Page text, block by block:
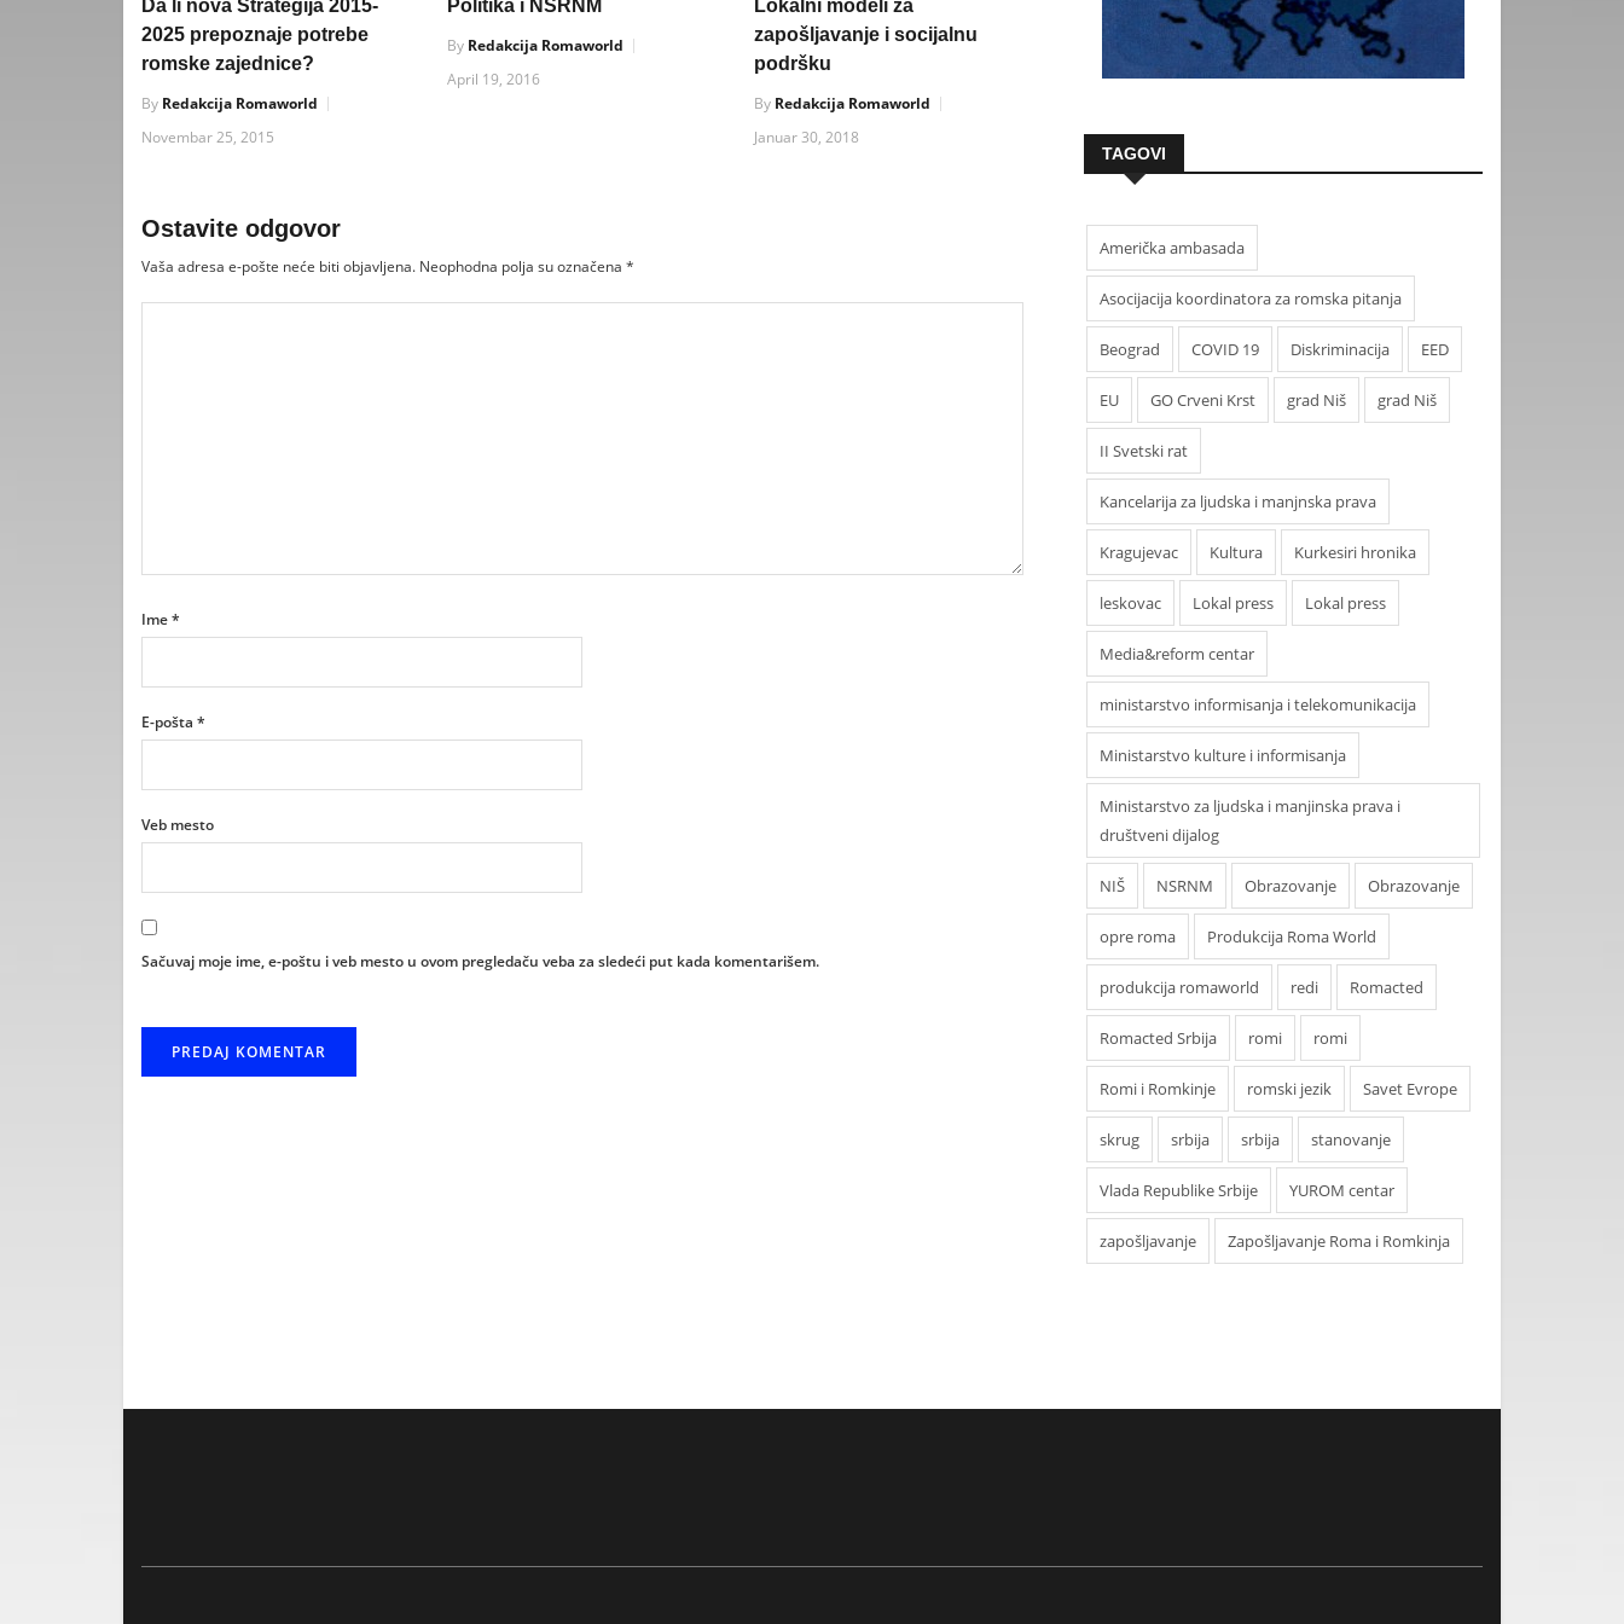
Da li nova Strategija 2015-
2025 prepoznaje potrebe
romske zajednice?
By Redakcija Romaworld
Novembar 25, 2015
Politika i NSRNM
By Redakcija Romaworld
April 19, 2016
Lokalni modeli za
zapošljavanje i socijalnu
podršku
By Redakcija Romaworld
Januar 30, 2018
Ostavite odgovor
Vaša adresa e-pošte neće biti objavljena. Neophodna polja su označena *
Ime*
E-pošta *
Veb mesto
Sačuvaj moje ime, e-poštu i veb mesto u ovom pregledaču veba za sledeći put kada komentarišem.
TAGOVI
Američka ambasada
Asocijacija koordinatora za romska pitanja
Beograd COVID 19 Diskriminacija EED
EU GO Crveni Krst grad Niš grad Niš
II Svetski rat
Kancelarija za ljudska i manjnska prava
Kragujevac Kultura Kurkesiri hronika
leskovac Lokal press Lokal press
Media&reform centar
ministarstvo informisanja i telekomunikacija
Ministarstvo kulture i informisanja
Ministarstvo za ljudska i manjinska prava i
društveni dijalog
NIŠ NSRNM Obrazovanje Obrazovanje
opre roma Produkcija Roma World
produkcija romaworld redi Romacted
Romacted Srbija romi romi
Romi i Romkinje romski jezik Savet Evrope
skrug srbija srbija stanovanje
Vlada Republike Srbije YUROM centar
zapošljavanje Zapošljavanje Roma i Romkinja